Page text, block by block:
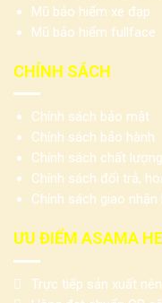
Mũ bảo hiểm xe đạp
Mũ bảo hiểm fullface
CHÍNH SÁCH
Chính sách bảo mật
Chính sách bảo hành
Chính sách chất lượng
Chính sách đổi trả,
Chính sách giao
ƯU ĐIỂM ASAMA
Trực tiếp sản xuất